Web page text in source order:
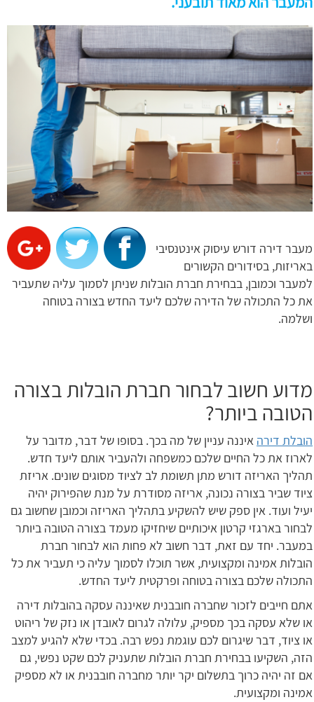
מעבר דירה דורש עיסוק אינטנסיבי
באריזות, בסידורים הקשורים
למעבר וכמובן, בבחירת חברת הובלות שניתן לסמוך עליה שתעביר
את כל התכולה של הדירה שלכם ליעד החדש בצורה בטוחה
ושלמה.
מדוע חשוב לבחור חברת הובלות בצורה
הטובה ביותר?
הובלת דירה איננה עניין של מה בכך. בסופו של דבר, מדובר על
לארוז את כל החיים שלכם כמשפחה ולהעביר אותם ליעד חדש.
תהליך האריזה דורש מתן תשומת לב לציוד מסוגים שונים. אריזת
ציוד שביר בצורה נכונה, אריזה מסודרת על מנת שהפירוק יהיה
יעיל ועוד. אין ספק שיש להשקיע בתהליך האריזה וכמובן שחשוב גם
לבחור בארגזי קרטון איכותיים שיחזיקו מעמד בצורה הטובה ביותר
במעבר. יחד עם זאת, דבר חשוב לא פחות הוא לבחור חברת
הובלות אמינה ומקצועית, אשר תוכלו לסמוך עליה כי תעביר את כל
התכולה שלכם בצורה בטוחה ופרקטית ליעד החדש.
אתם חייבים לזכור שחברה חובבנית שאיננה עסקה בהובלות דירה
או שלא עסקה בכך מספיק, עלולה לגרום לאובדן או נזק של ריהוט
או ציוד, דבר שיגרום לכם עוגמת נפש רבה. בכדי שלא להגיע למצב
הזה, השקיעו בבחירת חברת הובלות שתעניק לכם שקט נפשי, גם
אם זה יהיה כרוך בתשלום יקר יותר מחברה חובבנית או לא מספיק
אמינה ומקצועית.